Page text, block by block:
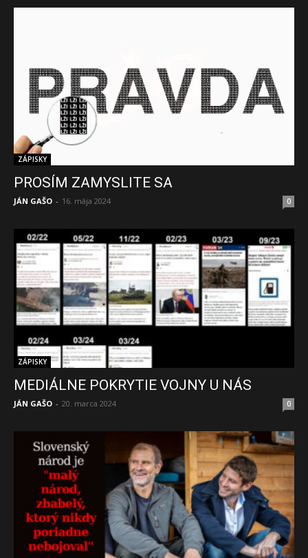
ZÁPISKY
PROSÍM ZAMYSLITE SA
JÁN GAŠO - 16. mája 2024 0
ZÁPISKY
MEDIÁLNE POKRYTIE VOJNY U NÁS
JÁN GAŠO - 20. marca 2024 0